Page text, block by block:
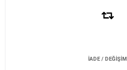
İADE / DEĞİŞİM